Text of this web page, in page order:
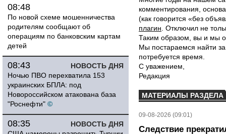
08:48
По новой схеме мошенничества
родителям сообщают об
операциям по банковским картам
детей
НОВОСТЬ ДНЯ
08:43
Ночью ПВО перехватила 153
украинских БПЛА: под
Новороссийском атакована база
"Роснефти" ©
НОВОСТЬ ДНЯ
08:35
комментирования,
(как говорится «без
плагин . Отключил не
Таким образом, вы и мы
Мы постараемся найти
потребуется время.
С уважением,
Редакция
МАТЕРИАЛЫ РАЗДЕЛА
09-08-2026 (09:01)
Следствие